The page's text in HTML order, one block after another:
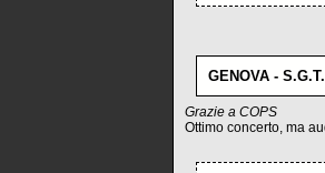
GENOVA -
Grazie a COPS
Ottimo concerto, ma